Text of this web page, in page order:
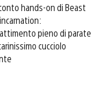
hands-on di Beast
pieno di parate
cucciolo